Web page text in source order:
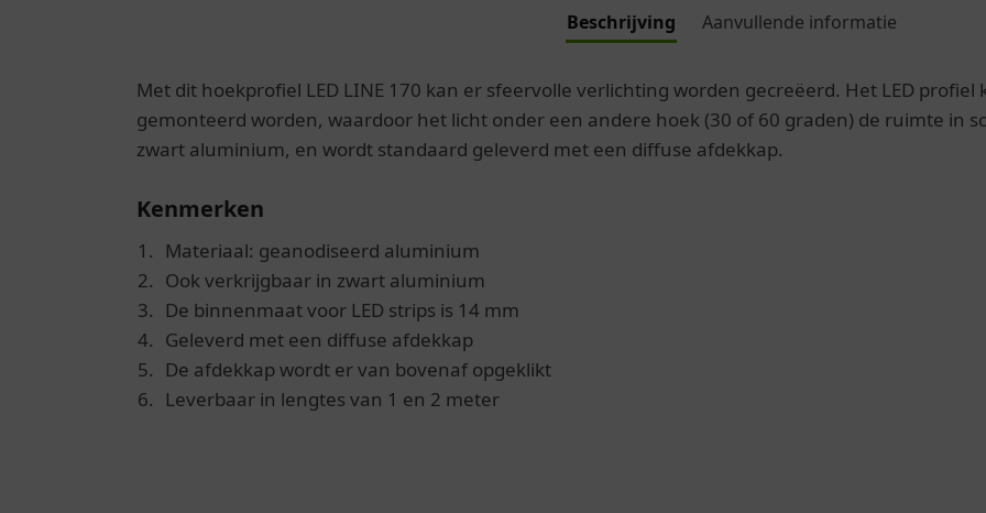
Beschrijving Aanvullende informatie
Met dit hoekprofiel LED LINE 170 kan er sfeervolle verlichting worden gecreëerd. Het LED
gemonteerd worden, waardoor het licht onder een andere hoek (30 of 60 graden) de ruimte in
zwart aluminium, en wordt standaard geleverd met een diffuse afdekkap.
Kenmerken
Materiaal: geanodiseerd aluminium
Ook verkrijgbaar in zwart aluminium
De binnenmaat voor LED strips is 14 mm
Geleverd met een diffuse afdekkap
De afdekkap wordt er van bovenaf opgeklikt
Leverbaar in lengtes van 1 en 2 meter